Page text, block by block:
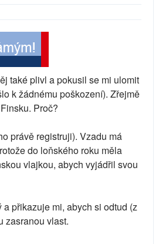
také plivl a pokusil se mi ulomit
k žádnému poškození). Zřejmě
Proč?
právě registruji). Vzadu má
do loňského roku měla
vlajkou, abych vyjádřil svou
přikazuje mi, abych si odtud (z
zasranou vlast.